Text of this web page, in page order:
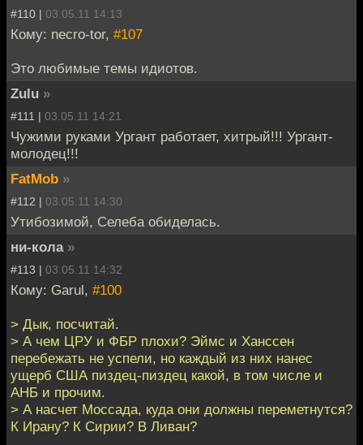
#110 | 03.05.11 14:13
Кому: necro-tor, #107
Это любимые темы идиотов.
Zulu »
#111 | 03.05.11 14:21
Чужими руками Ургант работает, хитрый!!! Ургант-
молодец!!!
FatMob »
#112 | 03.05.11 14:30
Утибозимой, Селеба обиделась.
ни-кола »
#113 | 03.05.11 14:32
Кому: Garul, #100
> Дык, посчитай.
> А чем ЦРУ и ФБР плохи? Эймс и Ханссен
перебежать не успели, но каждый из них нанес
ущерб США пиздец-пиздец какой, в том числе и
АНБ и прочим.
> А насчет Моссада, куда они должны переметнутся?
К Ирану? К Сирии? В Ливан?